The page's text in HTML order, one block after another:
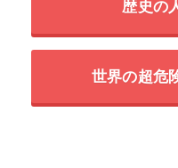
歴史の
世界の超危